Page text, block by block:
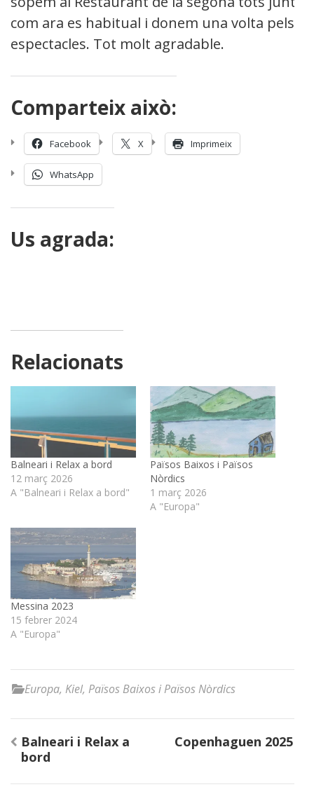
com ara es habitual i donem una volta pels
espectacles. Tot molt agradable.
Comparteix això:
Facebook X Imprimeix
WhatsApp
Us agrada:
Relacionats
Balneari i Relax a bord
12 març 2026
A "Balneari i Relax a bord"
Països Baixos i Països
Nòrdics
1 març 2026
A "Europa"
Messina 2023
15 febrer 2024
A "Europa"
Europa, Kiel, Països Baixos i Països Nòrdics
Navegació
d'entrades
Balneari i Relax a
bord
Copenhaguen 2025